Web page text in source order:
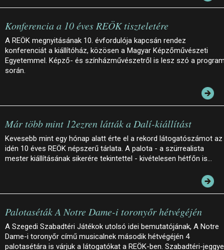
Konferencia a 10 éves REÖK tiszteletére
A REÖK megnyitásának 10. évfordulója kapcsán rendez
konferenciát a kiállítóház, közösen a Magyar Képzőművészeti
Egyetemmel. Képző- és színházművészetről is lesz szó a
során.
Már több mint 12ezren látták a Dalí-kiállítást
Kevesebb mint egy hónap alatt érte el a rekord látogatószámot az
idén 10 éves REÖK népszerű tárlata. A palota - a szürrealista
mester kiállításának sikerére tekintettel - kivételesen hétfőn is…
Palotaséták A Notre Dame-i toronyőr hétvégéjén
A Szegedi Szabadtéri Játékok utolsó idei bemutatójának, A Notre
Dame-i toronyőr című musicalnek második hétvégéjén 4
palotasétára is várjuk a látogatókat a REÖK-ben. Szabadtéri-